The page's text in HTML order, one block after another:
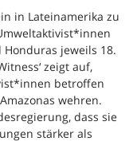
in Lateinamerika zu
jeweils 18.
zeigt auf,
betroffen
wehren.
dass sie
stärker als